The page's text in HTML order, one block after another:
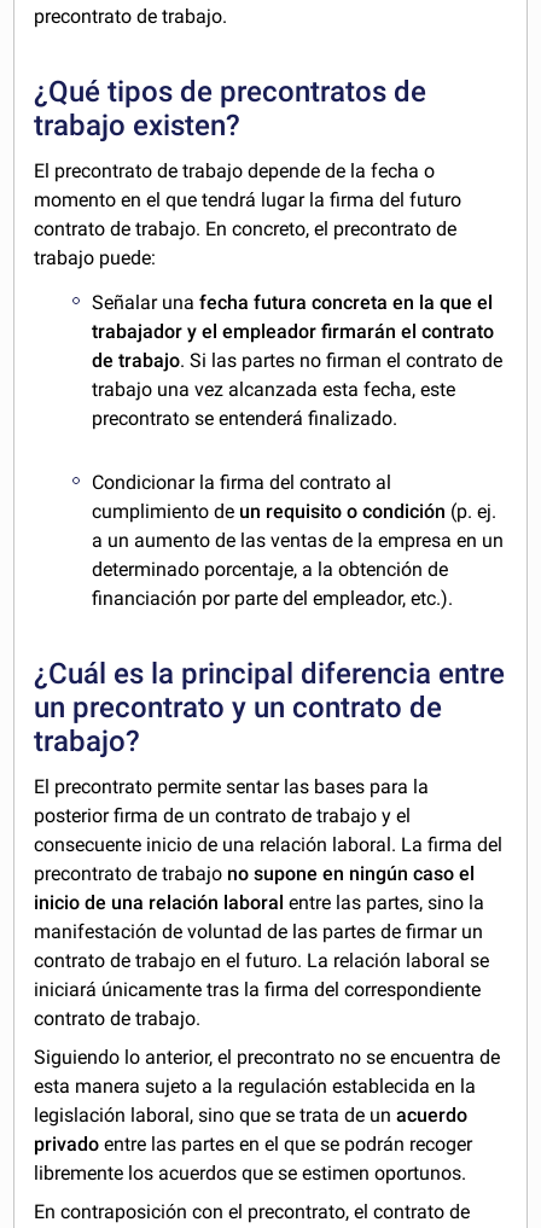
precontrato de trabajo.
¿Qué tipos de precontratos de
trabajo existen?
El precontrato de trabajo depende de la fecha o
momento en el que tendrá lugar la firma del futuro
contrato de trabajo. En concreto, el precontrato de
trabajo puede:
Señalar unafecha futura concreta en la que el
trabajador y el empleador firmarán el contrato
de trabajo. Si las partes no firman el contrato de
trabajo una vez alcanzada esta fecha, este
precontrato se entenderá finalizado.
Condicionar la firma del contrato al
cumplimiento de un requisito o condición (p. ej.
a un aumento de las ventas de la empresa en un
determinado porcentaje, a la obtención de
financiación por parte del empleador, etc.).
¿Cuál es la principal diferencia entre
un precontrato y un contrato de
trabajo?
El precontrato permite sentar las bases para la
posterior firma de un contrato de trabajo y el
consecuente inicio de una relación laboral. La firma del
precontrato de trabajo no supone en ningún caso el
inicio de una relación laboral entre las partes, sino la
manifestación de voluntad de las partes de firmar un
contrato de trabajo en el futuro. La relación laboral se
iniciará únicamente tras la firma del correspondiente
contrato de trabajo.
Siguiendo lo anterior, el precontrato no se encuentra de
esta manera sujeto a la regulación establecida en la
legislación laboral, sino que se trata de un acuerdo
privado entre las partes en el que se podrán recoger
libremente los acuerdos que se estimen oportunos.
En contraposición con el precontrato, el contrato de